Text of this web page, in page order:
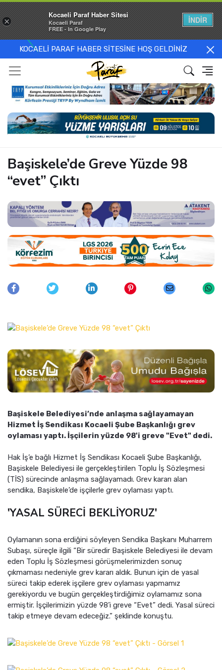
KOCAELİ PARAF HABER SİTESİNE HOŞ GELDİNİZ
Başiskele’de Greve Yüzde 98
“evet” Çıktı
Başiskele Belediyesi’nde anlaşma sağlayamayan
Hizmet İş Sendikası Kocaeli Şube Başkanlığı grev
oylaması yaptı. İşçilerin yüzde 98'i greve "Evet" dedi.
Hak İş’e bağlı Hizmet İş Sendikası Kocaeli Şube Başkanlığı,
Başiskele Belediyesi ile gerçekleştirilen Toplu İş Sözleşmesi
(TİS) sürecinde anlaşma sağlayamadı. Grev kararı alan
sendika, Başiskele’de işçilerle grev oylaması yaptı.
'YASAL SÜRECİ BEKLİYORUZ'
Oylamanın sona erdiğini söyleyen Sendika Başkanı Muharrem
Subaşı, süreçle ilgili “Bir süredir Başiskele Belediyesi ile devam
eden Toplu İş Sözleşmesi görüşmelerimizden sonuç
çıkmaması nedeniyle grev kararı aldık. Bunun için de yasal
süreci takip ederek işçilere grev oylaması yapmamız
gerekiyordu ve bugün gerçekleştirdiğimiz oylamamız sona
ermiştir. İşçilerimizin yüzde 98’i greve “Evet” dedi. Yasal süreci
takip etmeye devam edeceğiz.” şeklinde konuştu.
×
Kocaeli Paraf Haber Sitesi
Kocaeli Paraf
FREE - In Google Play
İNDİR